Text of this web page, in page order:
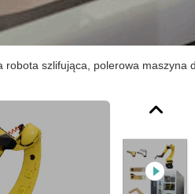
szlifująca, polerowa maszyna